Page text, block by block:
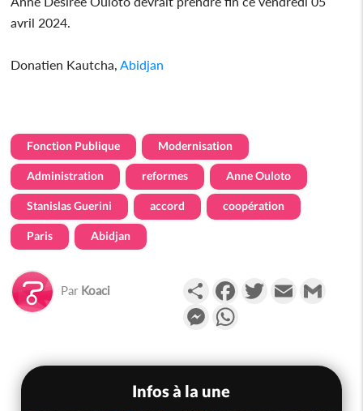
avril 2024.
Donatien Kautcha, Abidjan
Fonction Publique Modernisation
Administration reformes Anne Ouloto
Stanislas Guerini accord coopération
Paris Abidjan
Par Koaci PartagerFacebookTwitterEmail
Messenger
Infos à la une